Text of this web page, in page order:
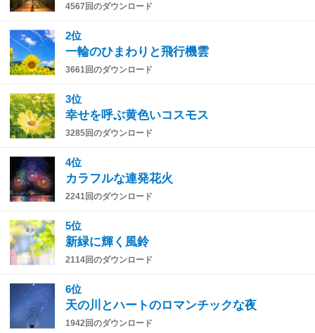
4567回のダウンロード
2位
一輪のひまわりと飛行機雲
3661回のダウンロード
3位
幸せを呼ぶ黄色いコスモス
3285回のダウンロード
4位
カラフルな連発花火
2241回のダウンロード
5位
新緑に輝く風鈴
2114回のダウンロード
6位
天の川とハートのロマンチックな夜
1942回のダウンロード